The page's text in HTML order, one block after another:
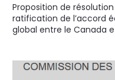
Proposition de
ratification de l’accord
global entre le Canada